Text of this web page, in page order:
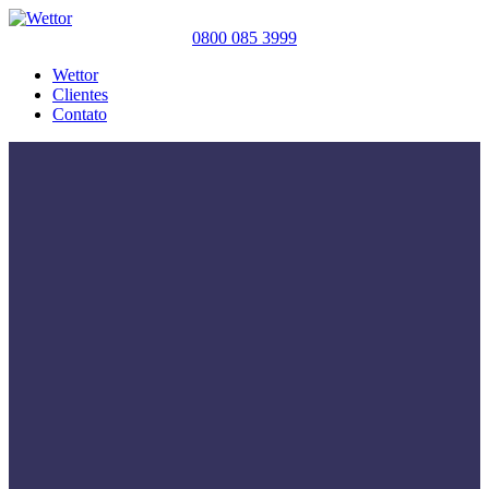
0800 085 3999
Wettor
Clientes
Contato